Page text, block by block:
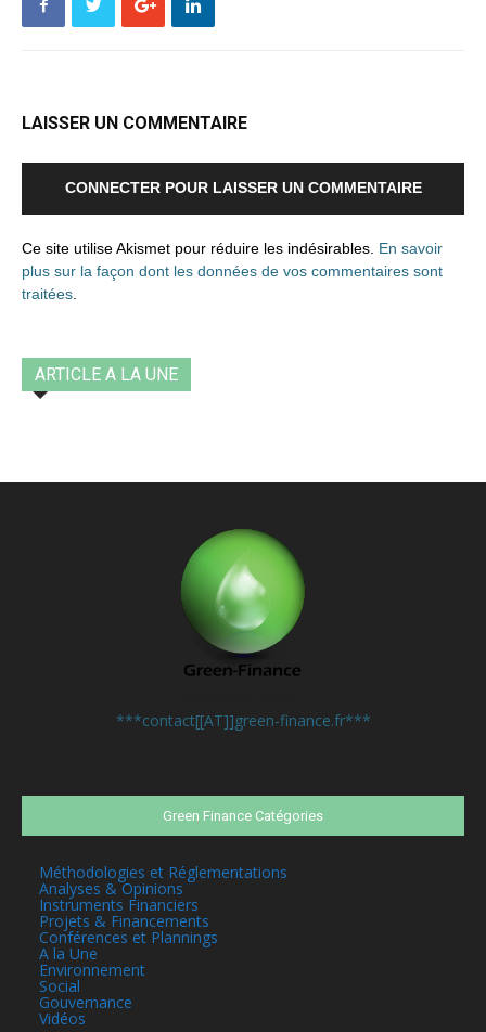
LAISSER UN COMMENTAIRE
CONNECTER POUR LAISSER UN COMMENTAIRE
Ce site utilise Akismet pour réduire les indésirables. En savoir
plus sur la façon dont les données de vos commentaires sont
traitées
ARTICLE A LA UNE
***contact[[AT]]green-finance.fr***
Green Finance Catégories
Méthodologies et Réglementations
Analyses & Opinions
Instruments Financiers
Projets & Financements
Conférences et Plannings
A la Une
Environnement
Social
Gouvernance
Vidéos